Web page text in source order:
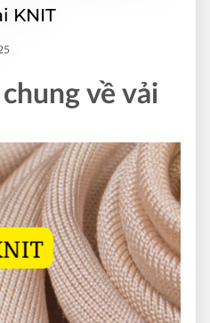
KNIT
về vải